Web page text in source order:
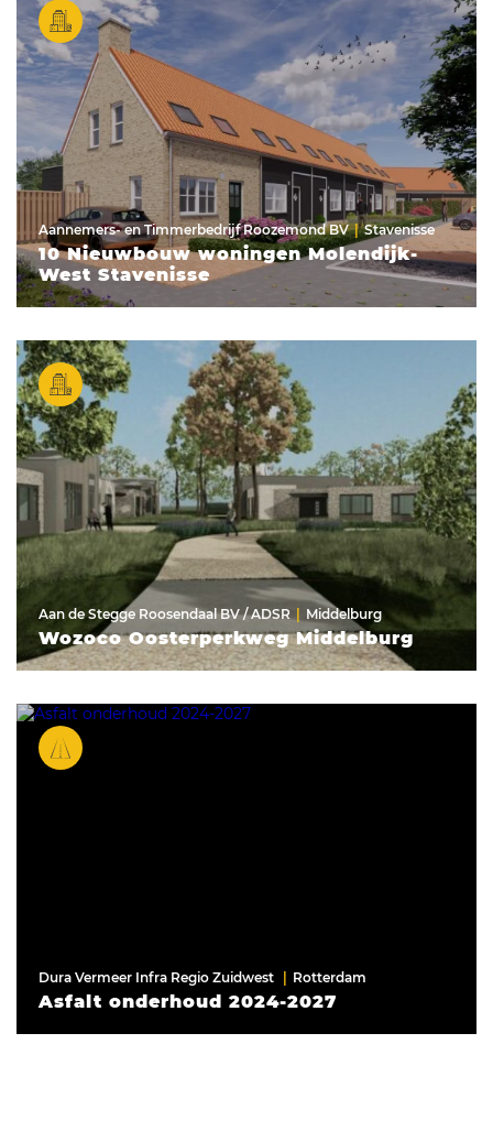
Aannemers- en Timmerbedrijf Roozemond BV Stavenisse
10 Nieuwbouw woningen Molendijk-
West Stavenisse
Aan de Stegge Roosendaal BV / ADSR Middelburg
Wozoco Oosterperkweg Middelburg
Dura Vermeer Infra Regio Zuidwest Rotterdam
Asfalt onderhoud 2024-2027